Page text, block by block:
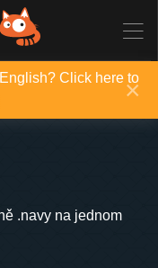
Click here to
×
.navy na jednom